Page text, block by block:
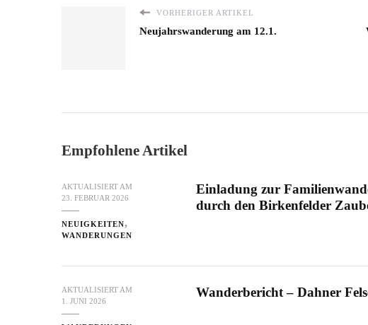
VORHERIGER ARTIKEL
Neujahrswanderung am 12.1.
Empfohlene Artikel
AKTUALISIERT AM
23. FEBRUAR 2026
NEUIGKEITEN
WANDERUNGEN
Einladung zur
durch den Birkenfelder
AKTUALISIERT AM
1. JUNI 2026
Wanderbericht – Dahner